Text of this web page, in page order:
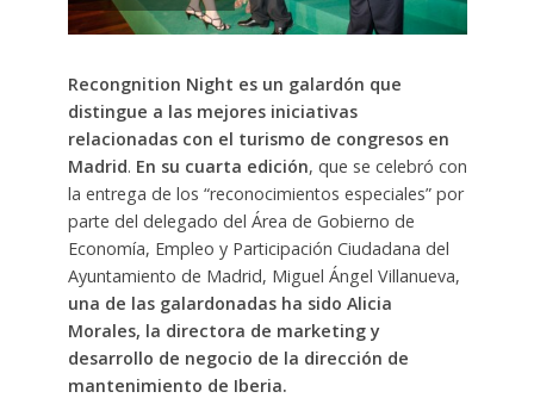
Recongnition Night es un galardón que
distingue a las mejores iniciativas
relacionadas con el turismo de congresos en
Madrid. En su cuarta edición, que se celebró con
la entrega de los “reconocimientos especiales” por
parte del delegado del Área de Gobierno de
Economía, Empleo y Participación Ciudadana del
Ayuntamiento de Madrid, Miguel Ángel Villanueva,
una de las galardonadas ha sido Alicia
Morales, la directora de marketing y
desarrollo de negocio de la dirección de
mantenimiento de Iberia.